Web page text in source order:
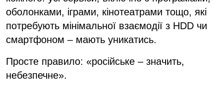
оболонками, іграми, кінотеатрами тощо, які
потребують мінімальної взаємодії з HDD чи
смартфоном – мають уникатись.
Просте правило: «російське – значить,
небезпечне».